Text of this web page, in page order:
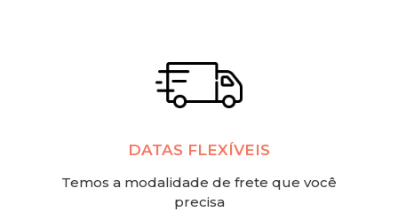
DATAS FLEXÍVEIS
Temos a modalidade de frete que você
precisa